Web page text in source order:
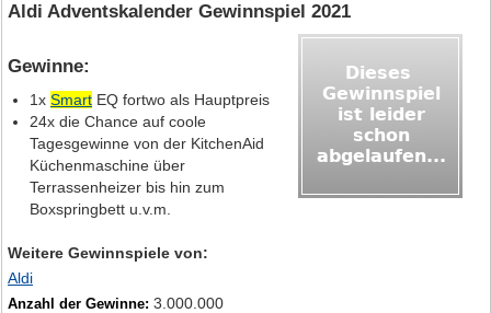
Aldi Adventskalender Gewinnspiel 2021
Gewinne:
1x Smart EQ fortwo als Hauptpreis
24x die Chance auf coole
Tagesgewinne von der KitchenAid
Küchenmaschine über
Terrassenheizer bis hin zum
Boxspringbett u.v.m.
Weitere Gewinnspiele von:
Aldi
Anzahl der Gewinne: 3.000.000